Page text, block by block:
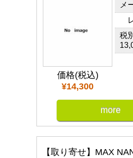
価格(税込)
¥14,300
メ
税
more
【取り寄せ】MAX